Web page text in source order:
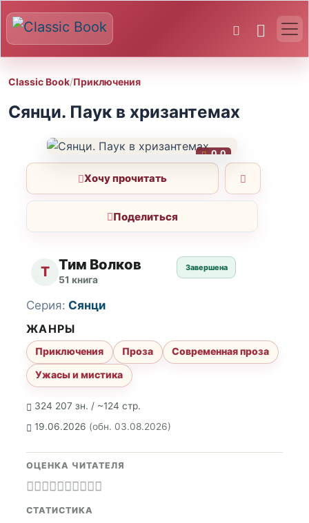
Classic Book/Приключения
Сянци. Паук в хризантемах
0.0
Хочу прочитать
Поделиться
Т Тим Волков
51 книга
Завершена
324 207 зн. / ~124 стр.
19.06.2026 (обн. 03.08.2026)
Серия: Сянци
ЖАНРЫ
Приключения Проза
Современная проза
Ужасы и мистика
ОЦЕНКА ЧИТАТЕЛЯ
СТАТИСТИКА